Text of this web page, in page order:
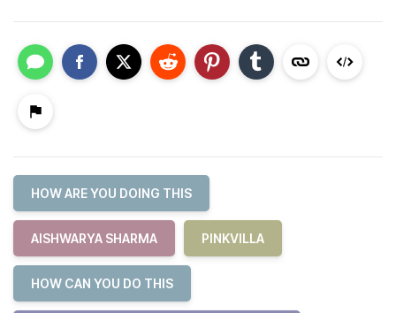
HOW ARE YOU DOING THIS
AISHWARYA SHARMA PINKVILLA
HOW CAN YOU DO THIS